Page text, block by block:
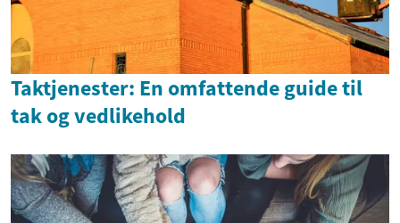
Taktjenester: En omfattende guide til
tak og vedlikehold